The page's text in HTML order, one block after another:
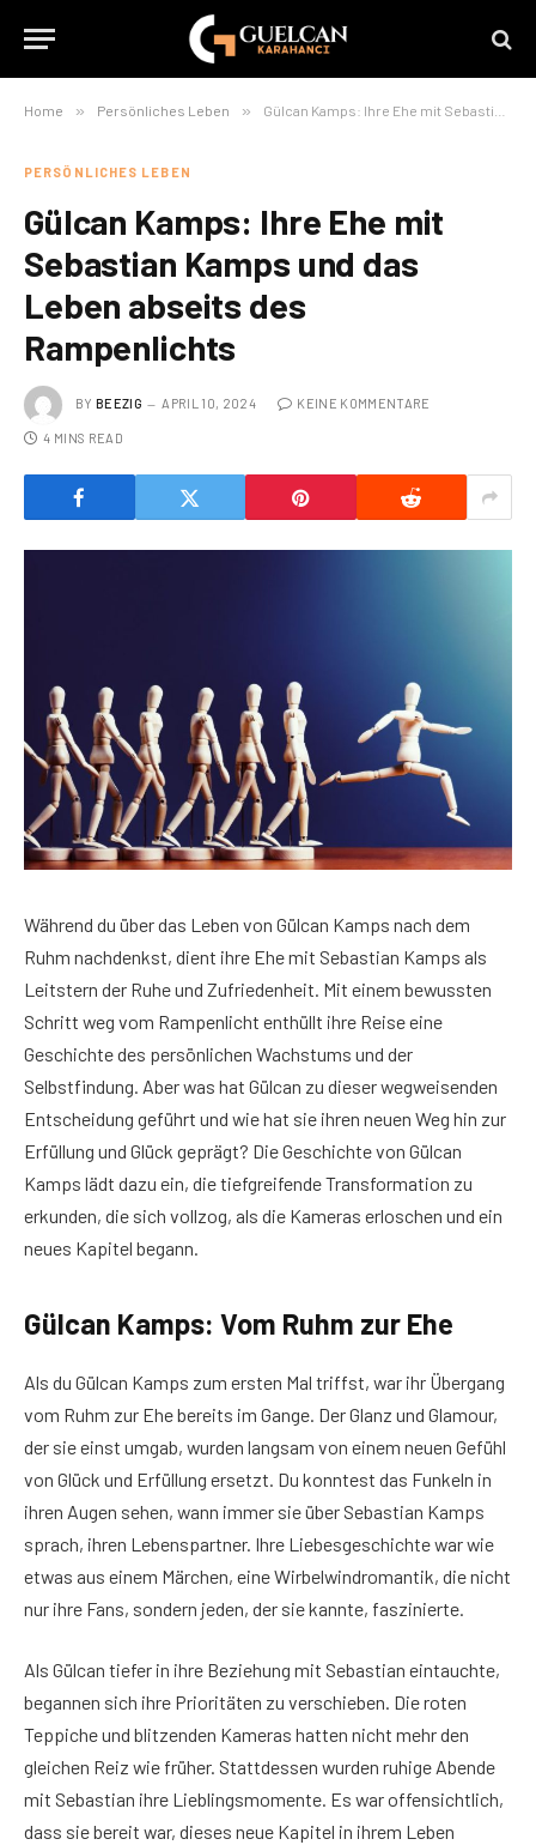
Home » Persönliches Leben » Gülcan Kamps: Ihre Ehe mit Sebastian Kamps und das Leben abseits des Rampenlichts
PERSÖNLICHES LEBEN
Gülcan Kamps: Ihre Ehe mit
Sebastian Kamps und das
Leben abseits des
Rampenlichts
BY BEEZIG APRIL 10, 2024 KEINE KOMMENTARE
4 MINS READ
Während du über das Leben von Gülcan Kamps nach dem
Ruhm nachdenkst, dient ihre Ehe mit Sebastian Kamps als
Leitstern der Ruhe und Zufriedenheit. Mit einem bewussten
Schritt weg vom Rampenlicht enthüllt ihre Reise eine
Geschichte des persönlichen Wachstums und der
Selbstfindung. Aber was hat Gülcan zu dieser wegweisenden
Entscheidung geführt und wie hat sie ihren neuen Weg hin zur
Erfüllung und Glück geprägt? Die Geschichte von Gülcan
Kamps lädt dazu ein, die tiefgreifende Transformation zu
erkunden, die sich vollzog, als die Kameras erloschen und ein
neues Kapitel begann.
Gülcan Kamps: Vom Ruhm zur Ehe
Als du Gülcan Kamps zum ersten Mal triffst, war ihr Übergang
vom Ruhm zur Ehe bereits im Gange. Der Glanz und Glamour,
der sie einst umgab, wurden langsam von einem neuen Gefühl
von Glück und Erfüllung ersetzt. Du konntest das Funkeln in
ihren Augen sehen, wann immer sie über Sebastian Kamps
sprach, ihren Lebenspartner. Ihre Liebesgeschichte war wie
etwas aus einem Märchen, eine Wirbelwindromantik, die nicht
nur ihre Fans, sondern jeden, der sie kannte, faszinierte.
Als Gülcan tiefer in ihre Beziehung mit Sebastian eintauchte,
begannen sich ihre Prioritäten zu verschieben. Die roten
Teppiche und blitzenden Kameras hatten nicht mehr den
gleichen Reiz wie früher. Stattdessen wurden ruhige Abende
mit Sebastian ihre Lieblingsmomente. Es war offensichtlich,
dass sie bereit war, dieses neue Kapitel in ihrem Leben